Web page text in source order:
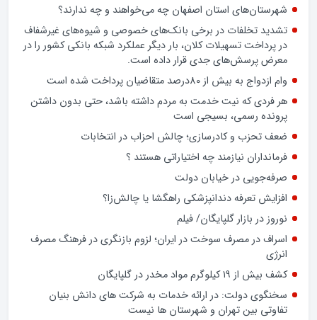
شهرستان‌های استان اصفهان چه می‌خواهند و چه ندارند؟
تشدید تخلفات در برخی بانک‌های خصوصی و شیوه‌های غیرشفاف
در پرداخت تسهیلات کلان، بار دیگر عملکرد شبکه بانکی کشور را در
معرض پرسش‌های جدی قرار داده است.
وام ازدواج به بیش از 80درصد متقاضیان پرداخت شده است
هر فردی که نیت خدمت به مردم داشته باشد، حتی بدون داشتن
پرونده رسمی، بسیجی است
ضعف تحزب و کادرسازی؛ چالش احزاب در انتخابات
فرمانداران نیازمند چه اختیاراتی هستند ؟
صرفه‌جویی در خیابان دولت
افزایش تعرفه دندانپزشکی راهگشا یا چالش‌زا؟
نوروز در بازار گلپایگان/ فیلم
اسراف در مصرف سوخت در ایران؛ لزوم بازنگری در فرهنگ مصرف
انرژی
کشف بیش از ۱۹ کیلوگرم مواد مخدر در گلپایگان
سخنگوی دولت: در ارائه خدمات به شرکت های دانش بنیان
تفاوتی بین تهران و شهرستان ها نیست